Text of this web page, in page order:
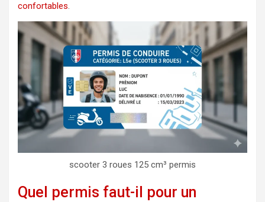
confortables.
scooter 3 roues 125 cm³ permis
Quel permis faut-il pour un